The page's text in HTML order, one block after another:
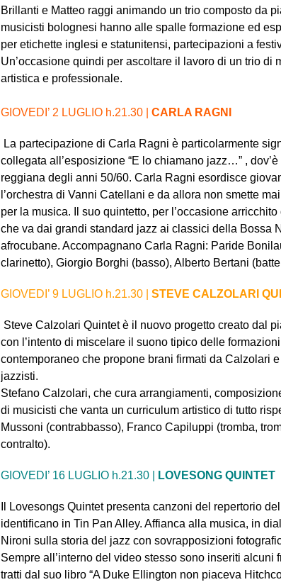
Brillanti e Matteo raggi animando un trio composto da
musicisti bolognesi hanno alle spalle formazione ed
per etichette inglesi e statunitensi, partecipazioni a
Un’occasione quindi per ascoltare il lavoro di un trio di
artistica e professionale.
GIOVEDI’ 2 LUGLIO h.21.30 | CARLA RAGNI
La partecipazione di Carla Ragni è particolarmente
collegata all’esposizione “E lo chiamano jazz…” ,
reggiana degli anni 50/60. Carla Ragni esordisce
l’orchestra di Vanni Catellani e da allora non smette
per la musica. Il suo quintetto, per l’occasione
che va dai grandi standard jazz ai classici della Bossa
afrocubane. Accompagnano Carla Ragni: Paride
clarinetto), Giorgio Borghi (basso), Alberto Bertani
GIOVEDI’ 9 LUGLIO h.21.30 | STEVE CALZOLARI
Steve Calzolari Quintet è il nuovo progetto creato dal
con l’intento di miscelare il suono tipico delle
contemporaneo che propone brani firmati da Calzolari
jazzisti.
Stefano Calzolari, che cura arrangiamenti,
di musicisti che vanta un curriculum artistico di tutto
Mussoni (contrabbasso), Franco Capiluppi (tromba,
contralto).
GIOVEDI’ 16 LUGLIO h.21.30 | LOVESONG QUINTET
Lovesongs Quintetpresenta canzoni del repertorio
identificano in Tin Pan Alley. Affianca alla musica, in
Nironi sulla storia del jazz con sovrapposizioni
Sempre all’interno del video stesso sono inseriti
tratti dal suo libro “A Duke Ellington non piaceva